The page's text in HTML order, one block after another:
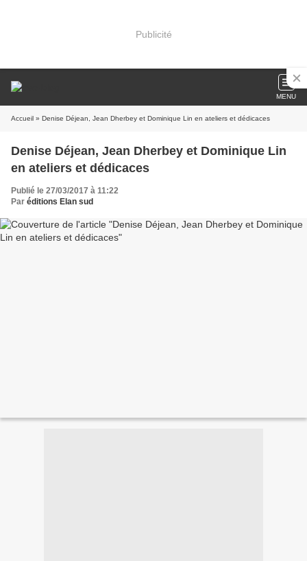
Publicité
MENU
Accueil » Denise Déjean, Jean Dherbey et Dominique Lin en ateliers et dédicaces
Denise Déjean, Jean Dherbey et Dominique Lin
en ateliers et dédicaces
Publié le 27/03/2017 à 11:22
Par éditions Elan sud